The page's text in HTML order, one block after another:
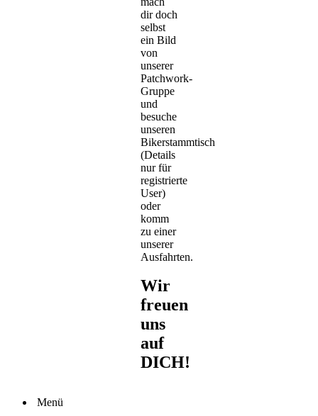
dir doch
selbst
ein Bild
von
unserer
Patchwork-
Gruppe
und
besuche
unseren
Bikerstammtisch
(Details
nur für
registrierte
User)
oder
komm
zu einer
unserer
Ausfahrten.
Wir
freuen
uns
auf
DICH!
Menü